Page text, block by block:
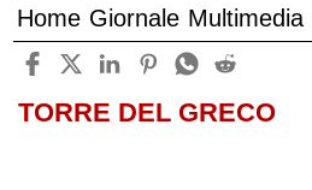
Home Giornale Multimedia
TORRE DEL GRECO